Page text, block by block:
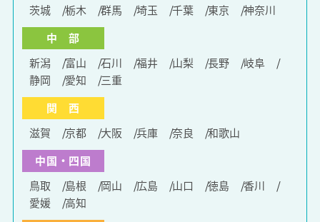
茨城
栃木 群馬 埼玉 千葉 東京
神奈川
中 部
新潟
富山 石川 福井 山梨 長野
岐阜
静岡
愛知
三重
関 西
滋賀
京都 大阪 兵庫 奈良
和歌山
中国・四国
鳥取
島根 岡山 広島 山口 徳島
香川
愛媛
高知